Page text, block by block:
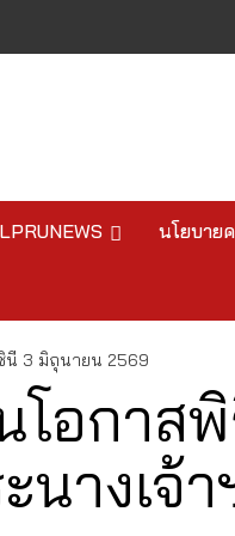
LPRUNEWS นโยบาย
นี 3 มิถุนายน 2569
โอกาส
างเจ้